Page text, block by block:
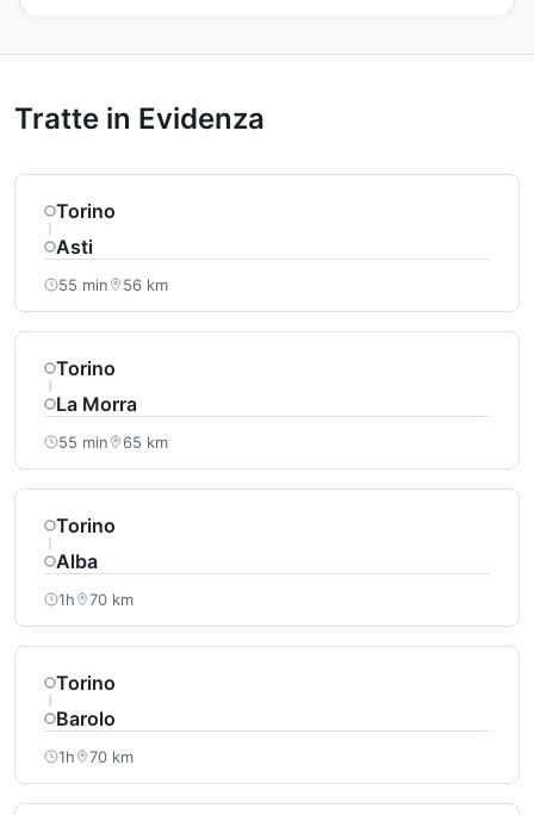
Tratte in Evidenza
Torino
Asti
55 min 56 km
Torino
La Morra
55 min 65 km
Torino
Alba
1h 70 km
Torino
Barolo
1h 70 km